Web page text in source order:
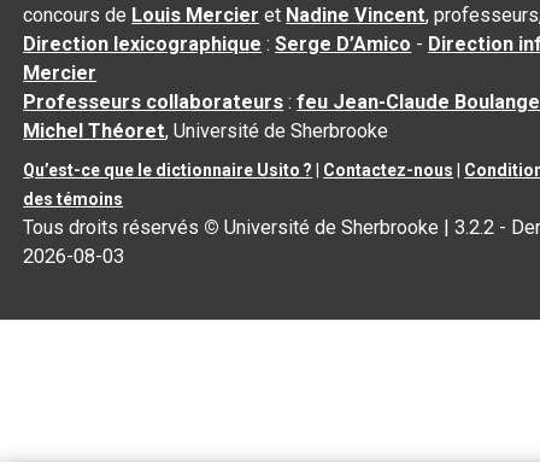
concours de Louis Mercier et Nadine Vincent,
Direction lexicographique :Serge D’Amico - Direction
Mercier
Professeurs collaborateurs :feu Jean-Claude
Michel Théoret, Université de Sherbrooke
Qu’est-ce que le dictionnaire Usito ? Contactez-nous
des témoins
Tous droits réservés © Université de Sherbrooke |3.2.2 -
2026-08-03